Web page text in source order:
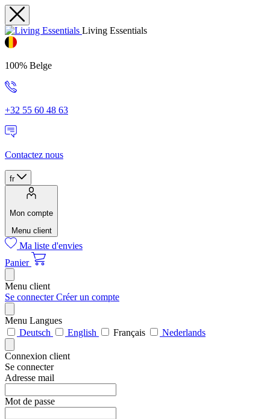
Living Essentials
100% Belge
+32 55 60 48 63
Contactez nous
fr
Mon compte
Menu client
Ma liste d'envies
Panier
Menu client
Se connecterCréer un compte
Menu Langues
Deutsch
English Français Nederlands
Connexion client
Se connecter
Adresse mail
Mot de passe